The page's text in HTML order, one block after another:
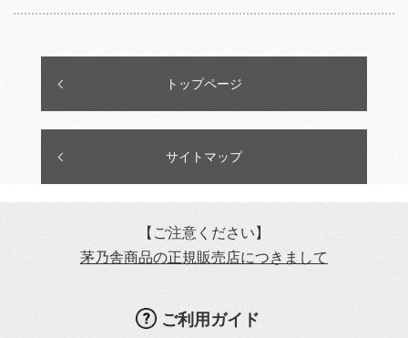
トップページ
サイトマップ
【ご注意ください】
茅乃舎商品の正規販売店につきまして
ご利用ガイド